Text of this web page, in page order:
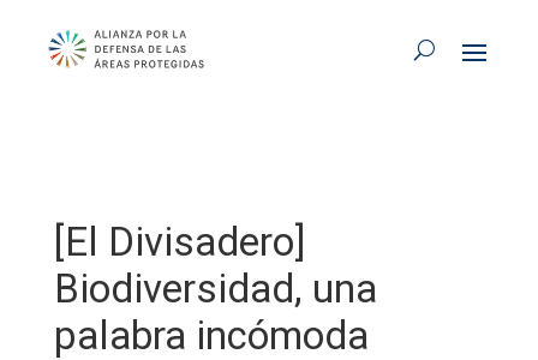
[El Divisadero]
Biodiversidad, una
palabra incómoda